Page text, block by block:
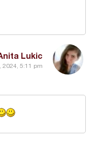
Lukic
2024, 5:11 pm